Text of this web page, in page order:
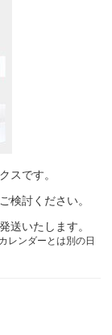
スです。
検討ください。
送いたします。
レンダーとは別の日